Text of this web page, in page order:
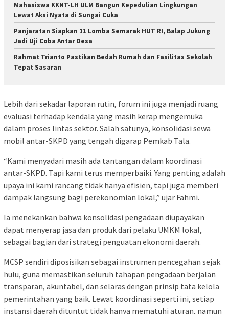
Mahasiswa KKNT-LH ULM Bangun Kepedulian Lingkungan
Lewat Aksi Nyata di Sungai Cuka
Panjaratan Siapkan 11 Lomba Semarak HUT RI, Balap Jukung
Jadi Uji Coba Antar Desa
Rahmat Trianto Pastikan Bedah Rumah dan Fasilitas Sekolah
Tepat Sasaran
Lebih dari sekadar laporan rutin, forum ini juga menjadi ruang
evaluasi terhadap kendala yang masih kerap mengemuka
dalam proses lintas sektor. Salah satunya, konsolidasi sewa
mobil antar-SKPD yang tengah digarap Pemkab Tala.
“Kami menyadari masih ada tantangan dalam koordinasi
antar-SKPD. Tapi kami terus memperbaiki. Yang penting adalah
upaya ini kami rancang tidak hanya efisien, tapi juga memberi
dampak langsung bagi perekonomian lokal,” ujar Fahmi.
Ia menekankan bahwa konsolidasi pengadaan diupayakan
dapat menyerap jasa dan produk dari pelaku UMKM lokal,
sebagai bagian dari strategi penguatan ekonomi daerah.
MCSP sendiri diposisikan sebagai instrumen pencegahan sejak
hulu, guna memastikan seluruh tahapan pengadaan berjalan
transparan, akuntabel, dan selaras dengan prinsip tata kelola
pemerintahan yang baik. Lewat koordinasi seperti ini, setiap
instansi daerah dituntut tidak hanya mematuhi aturan, namun